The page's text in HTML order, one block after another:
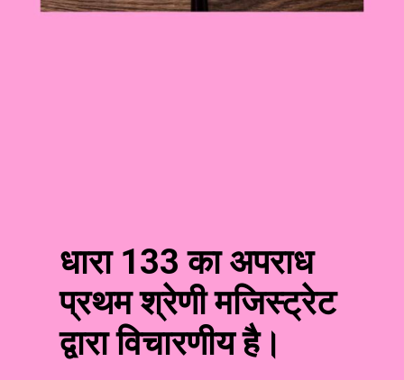
धारा 133 का अपराध
प्रथम श्रेणी मजिस्ट्रेट
द्वारा विचारणीय है।